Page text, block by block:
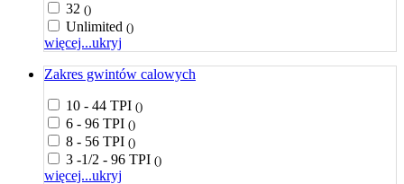
32 ()
Unlimited ()
więcej...ukryj
Zakres gwintów calowych
10 - 44 TPI ()
6 - 96 TPI ()
8 - 56 TPI ()
3 -1/2 - 96 TPI ()
więcej...ukryj